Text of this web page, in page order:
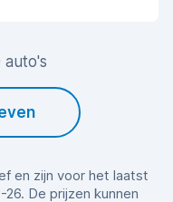
auto's
en zijn voor het laatst
De prijzen kunnen